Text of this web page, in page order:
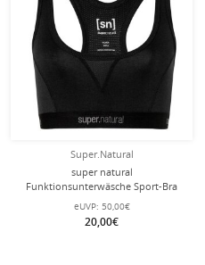
Super.Natural
super natural
Funktionsunterwäsche Sport-Bra
Tundra 220 Semplice (angenehmer
Tragekomfort) schwarz Damen
eUVP: 50,00€
20,00€